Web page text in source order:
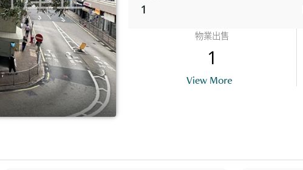
1
物業出售
1
View More